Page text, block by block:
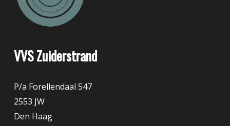
VVS Zuiderstrand
P/a Forellendaal 547
2553 JW
Den Haag